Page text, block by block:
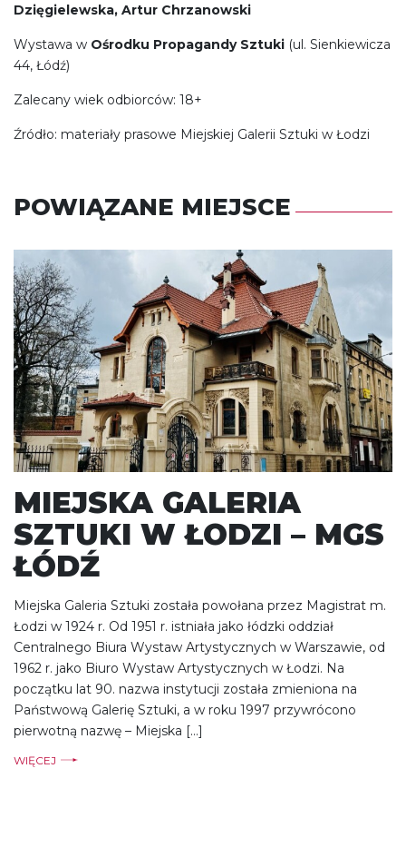
Dzięgielewska, Artur Chrzanowski
Wystawa w Ośrodku Propagandy Sztuki (ul. Sienkiewicza
44, Łódź)
Zalecany wiek odbiorców: 18+
Źródło: materiały prasowe Miejskiej Galerii Sztuki w Łodzi
POWIĄZANE MIEJSCE
MIEJSKA GALERIA
SZTUKI W ŁODZI – MGS
ŁÓDŹ
Miejska Galeria Sztuki została powołana przez Magistrat m.
Łodzi w 1924 r. Od 1951 r. istniała jako łódzki oddział
Centralnego Biura Wystaw Artystycznych w Warszawie, od
1962 r. jako Biuro Wystaw Artystycznych w Łodzi. Na
początku lat 90. nazwa instytucji została zmieniona na
Państwową Galerię Sztuki, a w roku 1997 przywrócono
pierwotną nazwę – Miejska […]
WIĘCEJ